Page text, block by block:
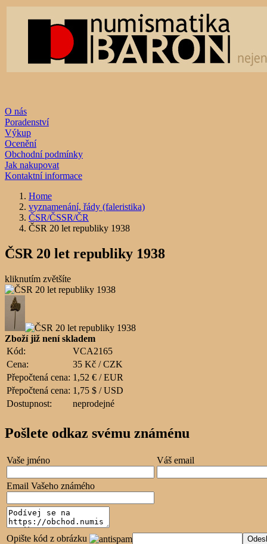
O nás
Poradenství
Výkup
Ocenění
Obchodní podmínky
Jak nakupovat
Kontaktní informace
Home
vyznamenání, řády (faleristika)
ČSR/ČSSR/ČR
ČSR 20 let republiky 1938
ČSR 20 let republiky 1938
kliknutím zvětšíte
Zboží již není skladem
Kód:
VCA2165
Cena:
35 Kč / CZK
Přepočtená cena: 1,52 € / EUR
Přepočtená cena: 1,75 $ / USD
Dostupnost:
neprodejné
Pošlete odkaz svému známénu
Vaše jméno Váš email
Email Vašeho známého
Opište kód z obrázku